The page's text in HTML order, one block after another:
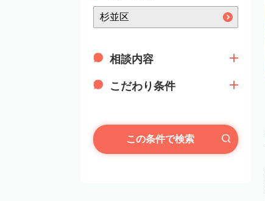
相談内容
こだわり条件
この条件で検索